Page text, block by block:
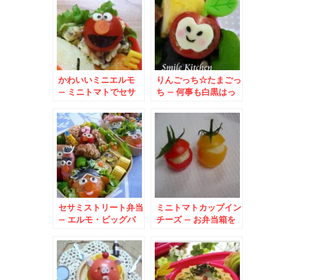
かわいいミニエルモ
– ミニトマトでセサ
ELMO
りんごっち☆たまごっ
ち – 何事も白黒はっ
ん♪
セサミストリート弁当
– エルモ・ビッグバ
ニー・バード大集合
ミニトマトカップイン
チーズ – お弁当箱を